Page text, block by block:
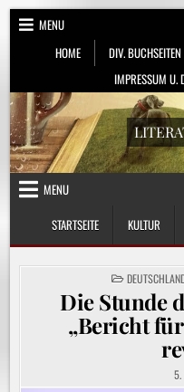
Skip
MENU
HOME
DIV. BUCHSEITEN
IMPRESSUM U.
MENU
STARTSEITE
KULTUR
POSTED
IN
Die Stunde
„Bericht
5.